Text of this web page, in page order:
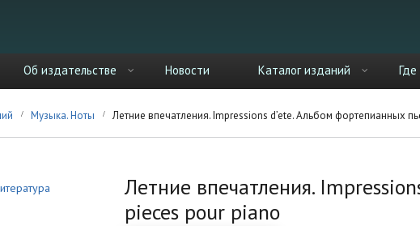
Об издательстве Новости Каталог изданий Где
Музыка. Ноты Летние впечатления. Impressions d’ete. Альбом фортепианных
Летние впечатления.
pieces pour piano